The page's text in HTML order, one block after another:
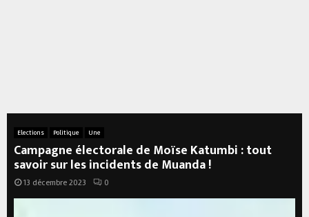
Elections Politique Une
Campagne électorale de Moïse Katumbi : tout
savoir sur les incidents de Muanda !
13 décembre 2023 0